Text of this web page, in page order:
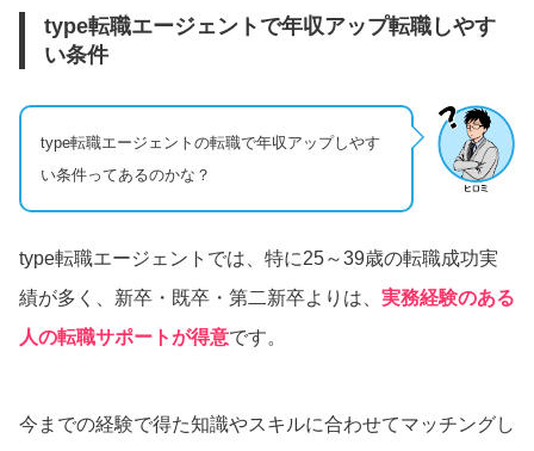
type転職エージェントで年収アップ転職しやす
い条件
type転職エージェントの転職で年収アップしやす
い条件ってあるのかな？
type転職エージェントでは、特に25～39歳の転職成功実
績が多く、新卒・既卒・第二新卒よりは、 実務経験のある
人の転職サポートが得意です。
今までの経験で得た知識やスキルに合わせてマッチングし